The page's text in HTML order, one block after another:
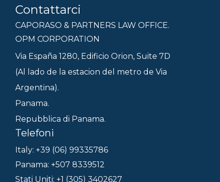
Contattarci
CAPORASO & PARTNERS LAW OFFICE.
OPM CORPORATION
Via España 1280, Edificio Orion, Suite 7D
(Al lado de la estacion del metro de Via
Argentina).
Panama.
Repubblica di Panama.
Telefoni
Italy: +39 (06) 99335786
Panama: +507 8339512
Stati Uniti: +1 (305) 3402627